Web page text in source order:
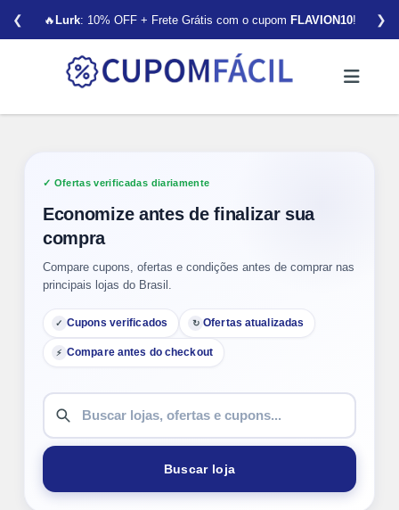
❮ 🔥Lurk: 10% OFF + Frete Grátis com o cupom FLAVION10! ❯
Ofertas verificadas diariamente
Economize antes de finalizar sua
compra
Compare cupons, ofertas e condições antes de comprar nas
principais lojas do Brasil.
✓ Cupons verificados ↻ Ofertas atualizadas
⚡ Compare antes do checkout
Buscar loja